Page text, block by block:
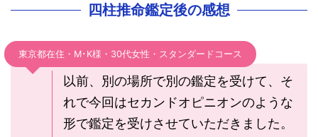
四柱推命鑑定後の感想
東京都在住・M･K様・30代女性・スタンダードコース
以前、別の場所で別の鑑定を受けて、そ
れで今回はセカンドオピニオンのような
形で鑑定を受けさせていただきました。